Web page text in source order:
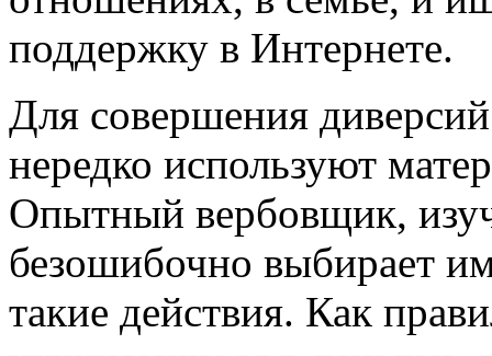
поддержку в Интернете.
Для совершения
нередко используют
Опытный вербовщик,
безошибочно выбирает
такие действия. Как